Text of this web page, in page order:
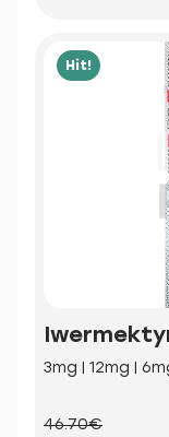
Hit!
3mg | 12mg |
46.70€